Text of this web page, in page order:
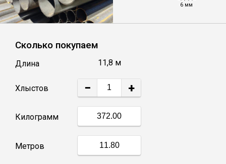
Швеллер
Квадрат
6 мм
Сколько покупаем
Длина 11,8 м
Хлыстов − +
Килограмм
Метров